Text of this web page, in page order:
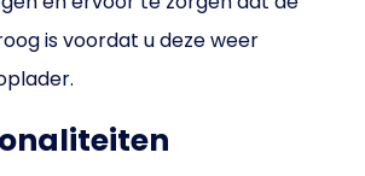
is voordat u deze weer